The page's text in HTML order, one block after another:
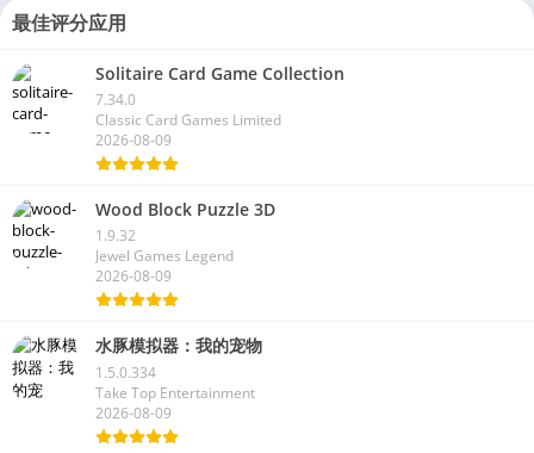
最佳评分应用
Solitaire Card Game Collection
7.34.0
Classic Card Games Limited
2026-08-09
Wood Block Puzzle 3D
1.9.32
Jewel Games Legend
2026-08-09
水豚模拟器：我的宠物
1.5.0.334
Take Top Entertainment
2026-08-09